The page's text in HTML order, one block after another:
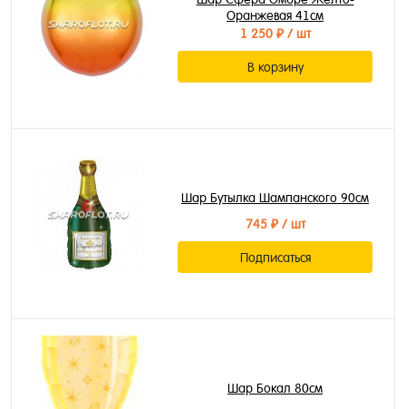
Оранжевая 41см
1 250 ₽/ шт
В корзину
Шар Бутылка Шампанского 90см
745 ₽/ шт
Подписаться
Шар Бокал 80см